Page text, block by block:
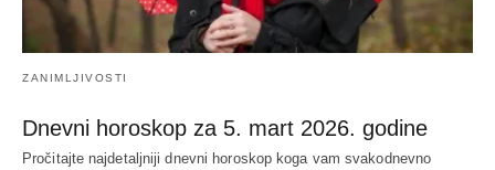
ZANIMLJIVOSTI
Dnevni horoskop za 5. mart 2026. godine
Pročitajte najdetaljniji dnevni horoskop koga vam svakodnevno